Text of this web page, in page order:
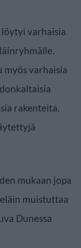
varhaisia
varhaisia
rakenteita,
mukaan jopa
muistuttaa
Dunessa